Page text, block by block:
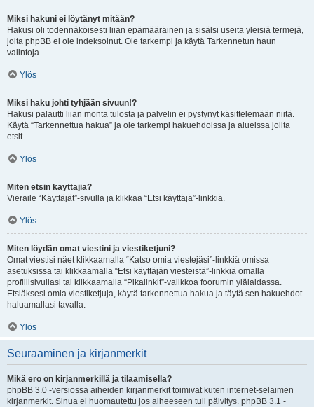
Miksi hakuni ei löytänyt mitään?
Hakusi oli todennäköisesti liian epämääräinen ja sisälsi useita yleisiä termejä,
joita phpBB ei ole indeksoinut. Ole tarkempi ja käytä Tarkennetun haun
valintoja.
Ylös
Miksi haku johti tyhjään sivuun!?
Hakusi palautti liian monta tulosta ja palvelin ei pystynyt käsittelemään niitä.
Käytä “Tarkennettua hakua” ja ole tarkempi hakuehdoissa ja alueissa joilta
etsit.
Ylös
Miten etsin käyttäjiä?
Vieraile “Käyttäjät”-sivulla ja klikkaa “Etsi käyttäjä”-linkkiä.
Ylös
Miten löydän omat viestini ja viestiketjuni?
Omat viestisi näet klikkaamalla “Katso omia viestejäsi”-linkkiä omissa
asetuksissa tai klikkaamalla “Etsi käyttäjän viesteistä”-linkkiä omalla
profiilisivullasi tai klikkaamalla “Pikalinkit”-valikkoa foorumin ylälaidassa.
Etsiäksesi omia viestiketjuja, käytä tarkennettua hakua ja täytä sen hakuehdot
haluamallasi tavalla.
Ylös
Seuraaminen ja kirjanmerkit
Mikä ero on kirjanmerkillä ja tilaamisella?
phpBB 3.0 -versiossa aiheiden kirjanmerkit toimivat kuten internet-selaimen
kirjanmerkit. Sinua ei huomautettu jos aiheeseen tuli päivitys. phpBB 3.1 -